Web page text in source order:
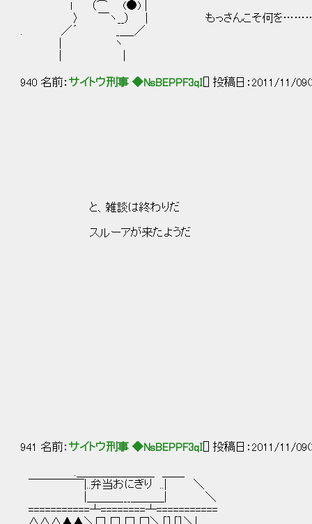
l （⌒ (●) |
〉 ￣ヽ__） │ もっさんこそ何を
. ／´ _＿_／
| ヽ
940 名前： サイトウ刑事 ◆NsBEPPF3qI [] 投稿日：2011/11/
と、雑談は終わりだ ,'i:::::i i ﾄ､
スルーアが来たようだ |ii,-'､" ヽ-ﾍ
941 名前： サイトウ刑事 ◆NsBEPPF3qI [] 投稿日：2011/11/
￣￣￣￣￣|..弁当おにぎり ..| ＼
|＿＿＿___＿＿＿| ＼
===========┴========┴===========